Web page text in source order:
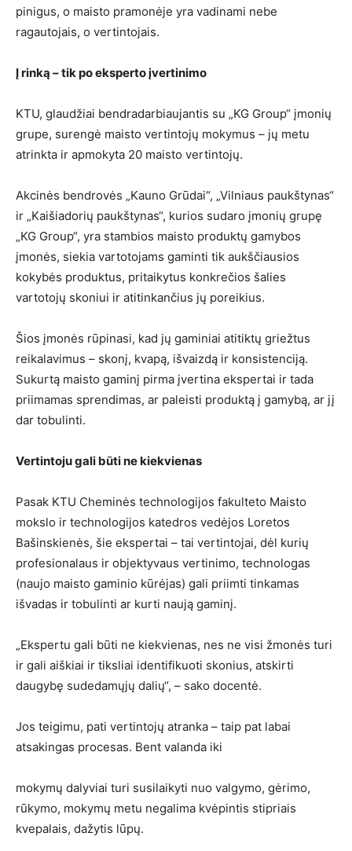
pinigus, o maisto pramonėje yra vadinami nebe
ragautojais, o vertintojais.
Į rinką – tik po eksperto įvertinimo
KTU, glaudžiai bendradarbiaujantis su „KG Group“ įmonių
grupe, surengė maisto vertintojų mokymus – jų metu
atrinkta ir apmokyta 20 maisto vertintojų.
Akcinės bendrovės „Kauno Grūdai“, „Vilniaus paukštynas“
ir „Kaišiadorių paukštynas“, kurios sudaro įmonių grupę
„KG Group“, yra stambios maisto produktų gamybos
įmonės, siekia vartotojams gaminti tik aukščiausios
kokybės produktus, pritaikytus konkrečios šalies
vartotojų skoniui ir atitinkančius jų poreikius.
Šios įmonės rūpinasi, kad jų gaminiai atitiktų griežtus
reikalavimus – skonį, kvapą, išvaizdą ir konsistenciją.
Sukurtą maisto gaminį pirma įvertina ekspertai ir tada
priimamas sprendimas, ar paleisti produktą į gamybą, ar jį
dar tobulinti.
Vertintoju gali būti ne kiekvienas
Pasak KTU Cheminės technologijos fakulteto Maisto
mokslo ir technologijos katedros vedėjos Loretos
Bašinskienės, šie ekspertai – tai vertintojai, dėl kurių
profesionalaus ir objektyvaus vertinimo, technologas
(naujo maisto gaminio kūrėjas) gali priimti tinkamas
išvadas ir tobulinti ar kurti naują gaminį.
„Ekspertu gali būti ne kiekvienas, nes ne visi žmonės turi
ir gali aiškiai ir tiksliai identifikuoti skonius, atskirti
daugybę sudedamųjų dalių“, – sako docentė.
Jos teigimu, pati vertintojų atranka – taip pat labai
atsakingas procesas. Bent valanda iki
mokymų dalyviai turi susilaikyti nuo valgymo, gėrimo,
rūkymo, mokymų metu negalima kvėpintis stipriais
kvepalais, dažytis lūpų.